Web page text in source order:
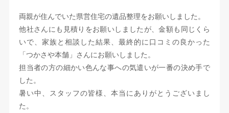
両親が住んでいた県営住宅の遺品整理をお願いしました。
他社さんにも見積りをお願いしましたが、金額も同じくら
いで、家族と相談した結果、最終的に口コミの良かった
「つかさや本舗」さんにお願いしました。
担当者の方の細かい色んな事への気遣いが一番の決め手で
した。
暑い中、スタッフの皆様、本当にありがとうございまし
た。